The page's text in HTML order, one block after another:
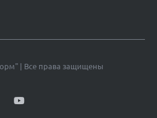
| Все права защищены